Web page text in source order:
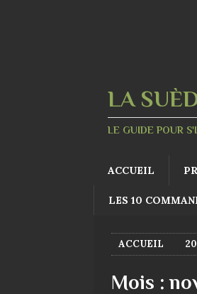
LA
LE GUIDE POUR
ACCUEIL
LES 10
ACCUEIL
Mois :